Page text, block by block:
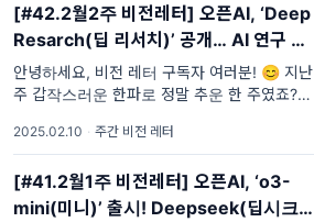
[#42.2월2주 비전레터] 오픈AI, ‘Deep
Resarch(딥 리서치)’ 공개… AI 연구 혁
신의 새 장 열다
안녕하세요, 비전 레터 구독자 여러분! 😊 지난
주 갑작스러운 한파로 정말 추운 한 주였죠?
운 날씨 속에서도 전 세계 AI 시장은 그
2025.02.10 · 주간 비전 레터
[#41.2월1주 비전레터] 오픈AI, ‘o3-
mini(미니)’ 출시! Deepseek(딥시크)